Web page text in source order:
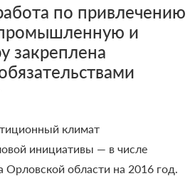
по привлечению
и
закреплена
климат
инициативы — в числе
области на 2016 год.